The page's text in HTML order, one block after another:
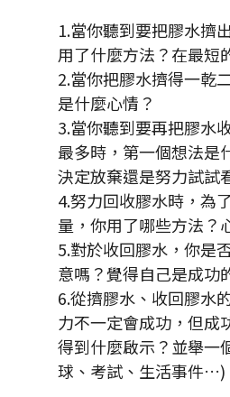
1.當你聽到要把膠水擠
用了什麼方法？在最短
2.當你把膠水擠得一乾
是什麼心情？
3.當你聽到要再把膠水
最多時，第一個想法是
決定放棄還是努力試試
4.努力回收膠水時，為
量，你用了哪些方法？
5.對於收回膠水，你是
意嗎？覺得自己是成功
6.從擠膠水、收回膠水
力不一定會成功，但成
得到什麼啟示？並舉一
球、考試、生活事件…)